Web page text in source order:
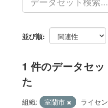
並び順
1 件のデータセ
た
組織: 室蘭市
ライセ